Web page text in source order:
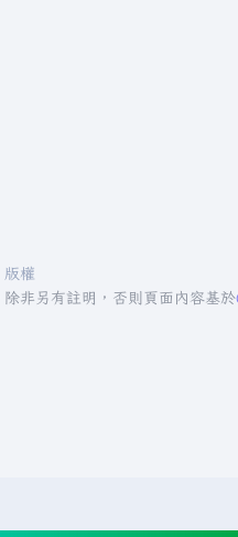
版權
除非另有註明，否則頁面內容基於